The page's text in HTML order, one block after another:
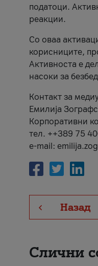
податоци.
реакции.
Со оваа
корисниците,
Активноста е
насоки за
Контакт за
Емилија
Корпоративни
тел. ++389 75
e-mail:
Назад
Слични